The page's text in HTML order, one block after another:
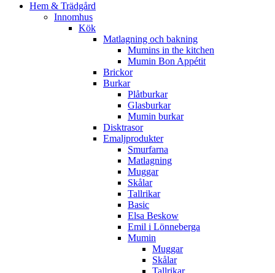
Hem & Trädgård
Innomhus
Kök
Matlagning och bakning
Mumins in the kitchen
Mumin Bon Appétit
Brickor
Burkar
Plåtburkar
Glasburkar
Mumin burkar
Disktrasor
Emaljprodukter
Smurfarna
Matlagning
Muggar
Skålar
Tallrikar
Basic
Elsa Beskow
Emil i Lönneberga
Mumin
Muggar
Skålar
Tallrikar